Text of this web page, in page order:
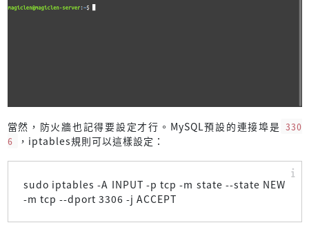
當然，防火牆也記得要設定才行。MySQL預設的連接埠是 330
6
，iptables規則可以這樣設定：
sudo iptables -A INPUT -p tcp -m state --state NEW
-m tcp --dport 3306 -j ACCEPT